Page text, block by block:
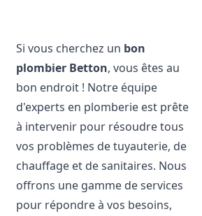
Si vous cherchez un bon
plombier Betton, vous êtes au
bon endroit ! Notre équipe
d'experts en plomberie est prête
à intervenir pour résoudre tous
vos problèmes de tuyauterie, de
chauffage et de sanitaires. Nous
offrons une gamme de services
pour répondre à vos besoins,